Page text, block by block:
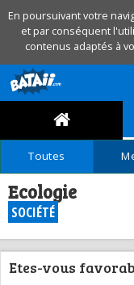
En poursuivant votre
et par conséquent
contenus adaptés à
Toutes
Ecologie
SOCIÉTÉ
Etes-vous